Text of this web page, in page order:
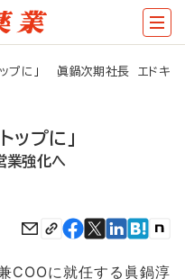
ップに」 眞鍋次期社長 エドキ
ップに」
業強化へ
COOに就任する眞鍋淳